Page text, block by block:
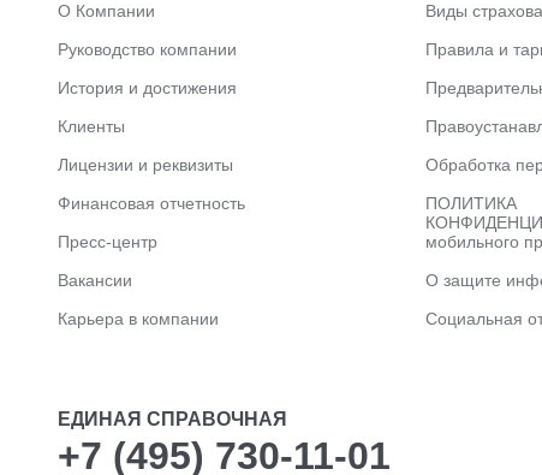
О Компании
Руководство компании
История и достижения
Клиенты
Лицензии и реквизиты
Финансовая отчетность
Пресс-центр
Вакансии
Карьера в компании
Виды
Правила и
Обработка
ПОЛИТИКА
мобильного
О защите
Социальная
ЕДИНАЯ СПРАВОЧНАЯ
+7 (495) 730-11-01